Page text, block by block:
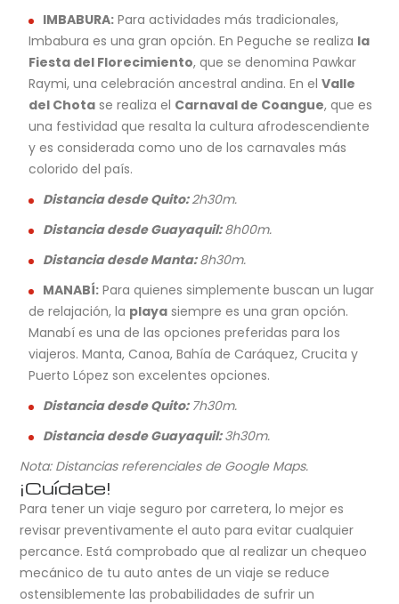
IMBABURA: Para actividades más tradicionales,
Imbabura es una gran opción. En Peguche se realiza la
Fiesta del Florecimiento, que se denomina Pawkar
Raymi, una celebración ancestral andina. En elValle
del Chota se realiza el Carnaval de Coangue, que es
una festividad que resalta la cultura afrodescendiente
y es considerada como uno de los carnavales más
colorido del país.
Distancia desde Quito:2h30m.
Distancia desde Guayaquil:8h00m.
Distancia desde Manta:8h30m.
MANABÍ: Para quienes simplemente buscan un lugar
de relajación, la playa siempre es una gran opción.
Manabí es una de las opciones preferidas para los
viajeros. Manta, Canoa, Bahía de Caráquez, Crucita y
Puerto López son excelentes opciones.
Distancia desde Quito: 7h30m.
Distancia desde Guayaquil:3h30m.
Nota: Distancias referenciales de Google Maps.
¡Cuídate!
Para tener un viaje seguro por carretera, lo mejor es
revisar preventivamente el auto para evitar cualquier
percance. Está comprobado que al realizar un chequeo
mecánico de tu auto antes de un viaje se reduce
ostensiblemente las probabilidades de sufrir un